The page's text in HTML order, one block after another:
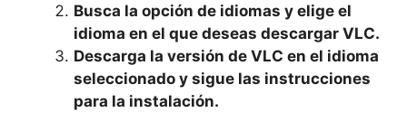
Busca la opción de idiomas y elige el
idioma en el que deseas descargar VLC.
Descarga la versión de VLC en el idioma
seleccionado y sigue las instrucciones
para la instalación.